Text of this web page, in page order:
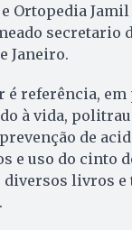
Ortopedia Jamil
secretario
Janeiro.
referência, em
à vida,
de
e uso do cinto
diversos livros e